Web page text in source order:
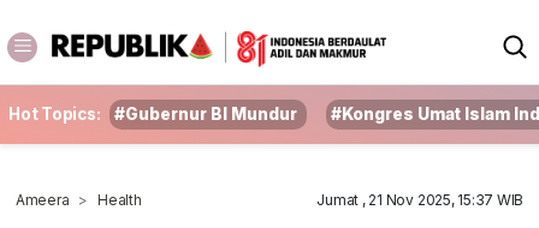
Hot Topics: #Gubernur BI Mundur #Kongres Umat Islam
Ameera Health Jumat , 21 Nov 2025, 15:37 WIB